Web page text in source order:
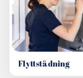
Flyttstädning